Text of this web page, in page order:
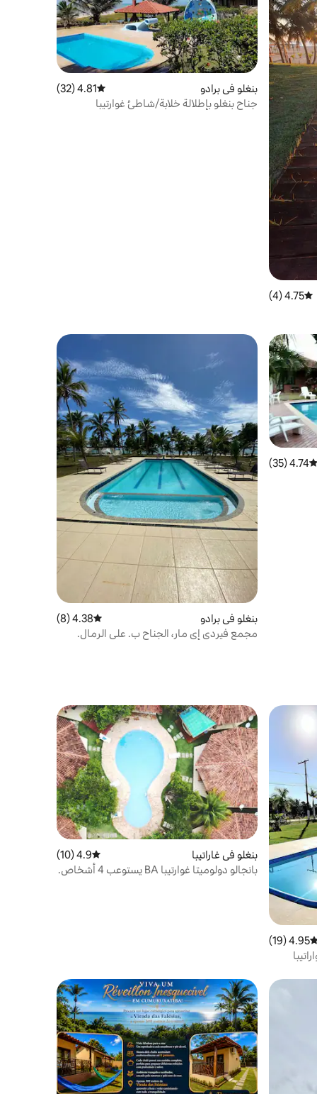
متوسط التقييم 4.75 من 5، 4 مراجعات
4.75 (4)
بنغلو في برادو متوسط التقييم 4.81 من 5، 32 مراجعات
4.81 (32)
جناح بنغلو بإطلالة خلابة/شاطئ غوارتيبا
متوسط التقييم 4.74 من 5، 35 مراجعات
4.74 (35)
بنغلو في برادو متوسط التقييم 4.38 من 5، 8 مراجعات
4.38 (8)
مجمع فيردي إي مار، الجناح ب. على الرمال.
التقييم 4.95 من 5، 19 مراجعات
4.95 (19)
بنغلو في غاراتيبا متوسط التقييم 4.9 من 5، 10 مراجعات
4.9 (10)
بانجالو دولوميتا غوارتيبا BA يستوعب 4 أشخاص.